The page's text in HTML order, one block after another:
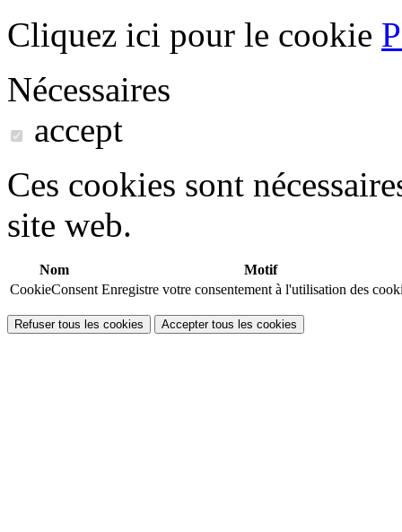
Cliquez ici pour le cookie
Nécessaires
accept
Ces cookies sont
site web.
Nom
Motif
CookieConsent Enregistre votre consentement à l'utilisation des
Refuser tous les cookies Accepter tous les cookies